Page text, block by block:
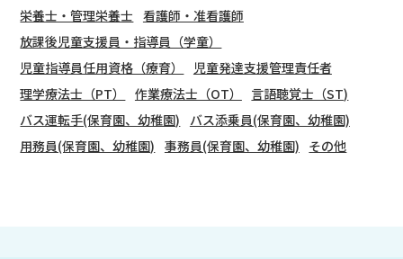
栄養士・管理栄養士 看護師・准看護師
放課後児童支援員・指導員（学童）
児童指導員任用資格（療育）
児童発達支援管理責任者
理学療法士（PT）
作業療法士（OT）
言語聴覚士（ST)
バス運転手(保育園、幼稚園)
バス添乗員(保育園、幼稚園)
用務員(保育園、幼稚園) 事務員(保育園、幼稚園) その他